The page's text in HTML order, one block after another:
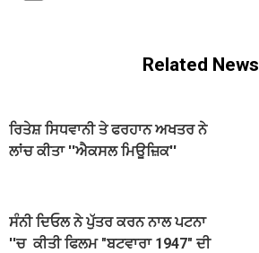
Related News
ਰਿਤੇਸ਼ ਸਿਧਵਾਨੀ ਤੇ ਫਰਹਾਨ ਅਖਤਰ ਨੇ
ਲਾਂਚ ਕੀਤਾ ''ਐਕਸਲ ਮਿਊਜ਼ਿਕ''
ਸੰਨੀ ਦਿਓਲ ਨੇ ਪੁੱਤਰ ਕਰਨ ਨਾਲ ਪਟਨਾ
''ਚ ਕੀਤੀ ਫਿਲਮ "ਬਟਵਾਰਾ 1947" ਦੀ